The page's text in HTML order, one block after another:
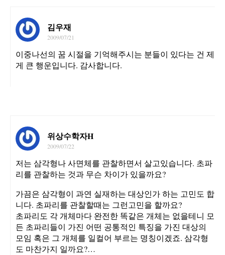
김우재
2009/07/21
이중나선의 꿈 시절을 기억해주시는 분들이 있다는 건 제
게 큰 행운입니다. 감사합니다.
위상수학자H
2009/07/22
저는 삼각형나 사면체를 관찰하면서 살고있습니다. 초파
리를 관찰하는 것과 무슨 차이가 있을까요?
가끔은 삼각형이 과연 실재하는 대상인가 하는 고민도 합
니다. 초파리를 관찰할때는 그런고민을 할까요?
초파리도 각 개체마다 완전한 똑같은 개체는 없을테니 모
든 초파리들이 가진 어떤 공통적인 특징을 가진 대상의
모임 혹은 그 개체를 일컬어 부르는 명칭이겠죠. 삼각형
도 마찬가지 일까요?…